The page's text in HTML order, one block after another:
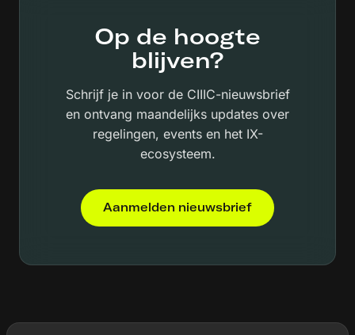
Op de hoogte
blijven?
Schrijf je in voor de CIIIC-nieuwsbrief
en ontvang maandelijks updates over
regelingen, events en het IX-
ecosysteem.
Aanmelden nieuwsbrief